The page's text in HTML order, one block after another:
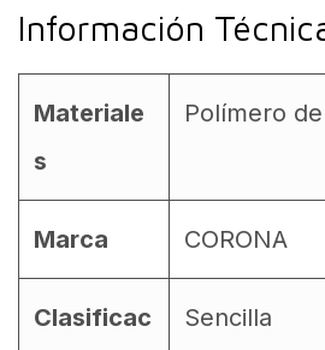
Información
Materiale
s
Polímero
Marca CORONA
Clasificac
Sencilla